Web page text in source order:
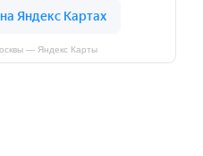
— Яндекс Карты